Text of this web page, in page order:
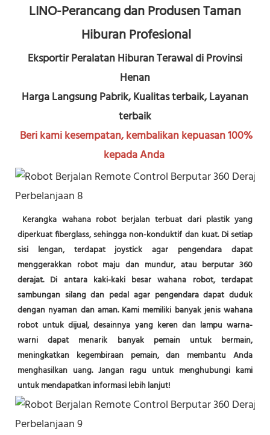
LINO-Perancang dan Produsen Taman
Hiburan Profesional
Eksportir Peralatan Hiburan Terawal di Provinsi
Henan
Harga Langsung Pabrik, Kualitas terbaik, Layanan
terbaik
Beri kami kesempatan, kembalikan kepuasan 100%
kepada Anda
Kerangka wahana robot berjalan terbuat dari plastik yang
diperkuat fiberglass, sehingga non-konduktif dan kuat. Di setiap
sisi lengan, terdapat joystick agar pengendara dapat
menggerakkan robot maju dan mundur, atau berputar 360
derajat. Di antara kaki-kaki besar wahana robot, terdapat
sambungan silang dan pedal agar pengendara dapat duduk
dengan nyaman dan aman. Kami memiliki banyak jenis wahana
robot untuk dijual, desainnya yang keren dan lampu warna-
warni dapat menarik banyak pemain untuk bermain,
meningkatkan kegembiraan pemain, dan membantu Anda
menghasilkan uang. Jangan ragu untuk menghubungi kami
untuk mendapatkan informasi lebih lanjut!